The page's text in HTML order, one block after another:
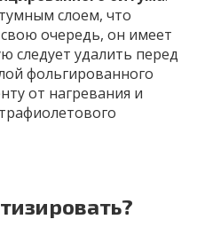
слоем, что
очередь, он имеет
следует удалить перед
фольгированного
от нагревания и